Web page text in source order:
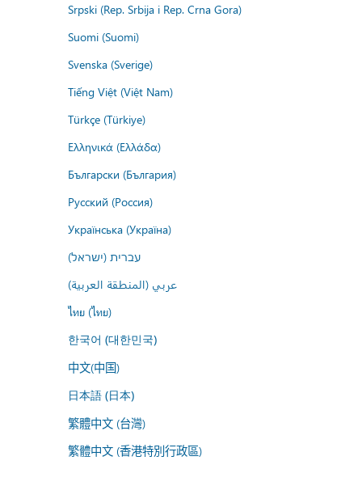
Srpski (Rep. Srbija i Rep. Crna Gora)
Suomi (Suomi)
Svenska (Sverige)
Tiếng Việt (Việt Nam)
Türkçe (Türkiye)
Ελληνικά (Ελλάδα)
Български (България)
Русский (Россия)
Українська (Україна)
עברית (ישראל)
عربي (المنطقة العربية)
ไทย (ไทย)
한국어 (대한민국)
中文(中国)
日本語 (日本)
繁體中文 (台灣)
繁體中文 (香港特別行政區)